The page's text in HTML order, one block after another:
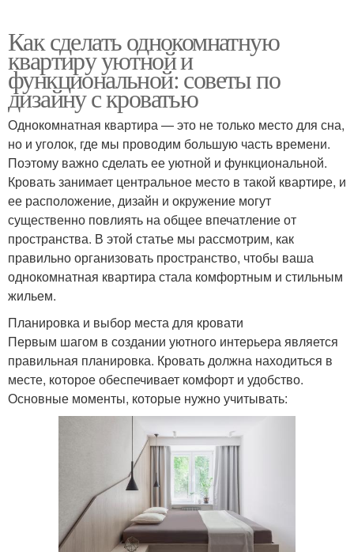
Как сделать однокомнатную
квартиру уютной и
функциональной: советы по
дизайну с кроватью
Однокомнатная квартира — это не только место для сна,
но и уголок, где мы проводим большую часть времени.
Поэтому важно сделать ее уютной и функциональной.
Кровать занимает центральное место в такой квартире, и
ее расположение, дизайн и окружение могут
существенно повлиять на общее впечатление от
пространства. В этой статье мы рассмотрим, как
правильно организовать пространство, чтобы ваша
однокомнатная квартира стала комфортным и стильным
жильем.
Планировка и выбор места для кровати
Первым шагом в создании уютного интерьера является
правильная планировка. Кровать должна находиться в
месте, которое обеспечивает комфорт и удобство.
Основные моменты, которые нужно учитывать: